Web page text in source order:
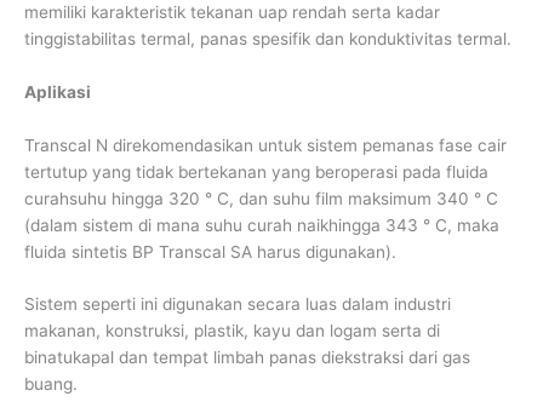
memiliki karakteristik tekanan uap rendah serta kadar
tinggistabilitas termal, panas spesifik dan konduktivitas termal.
Aplikasi
Transcal N direkomendasikan untuk sistem pemanas fase cair
tertutup yang tidak bertekanan yang beroperasi pada fluida
curahsuhu hingga 320 ° C, dan suhu film maksimum 340 ° C
(dalam sistem di mana suhu curah naikhingga 343 ° C, maka
fluida sintetis BP Transcal SA harus digunakan).
Sistem seperti ini digunakan secara luas dalam industri
makanan, konstruksi, plastik, kayu dan logam serta di
binatukapal dan tempat limbah panas diekstraksi dari gas
buang.